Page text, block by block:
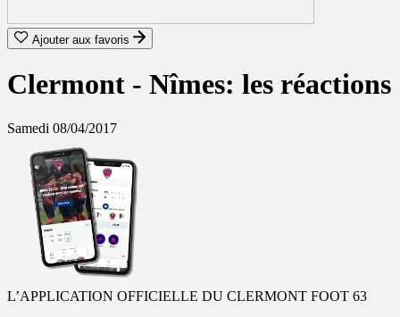
Ajouter aux favoris
Clermont - Nîmes: les réactions
Samedi 08/04/2017
L’APPLICATION OFFICIELLE DU CLERMONT FOOT 63